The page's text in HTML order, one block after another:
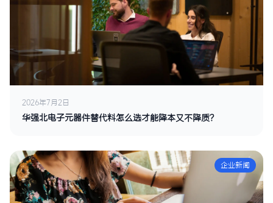
2026年7月2日
华强北电子元器件替代料怎么选才能降本又不降质？
企业新闻